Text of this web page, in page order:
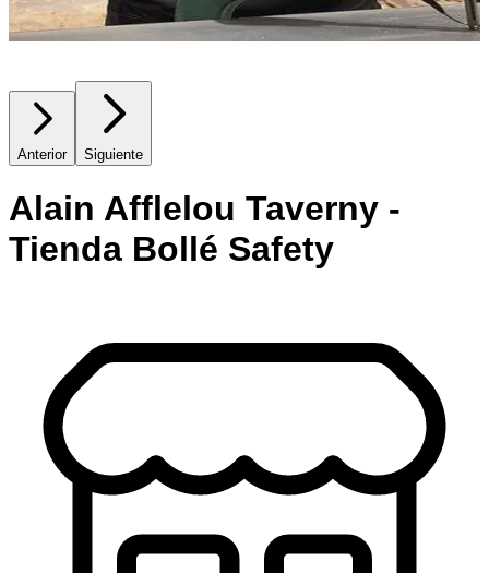
Anterior Siguiente
Alain Afflelou Taverny -
Tienda Bollé Safety